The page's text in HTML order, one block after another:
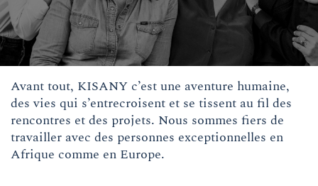
Avant tout, KISANY c’est une aventure humaine,
des vies qui s’entrecroisent et se tissent au fil des
rencontres et des projets. Nous sommes fiers de
travailler avec des personnes exceptionnelles en
Afrique comme en Europe.​